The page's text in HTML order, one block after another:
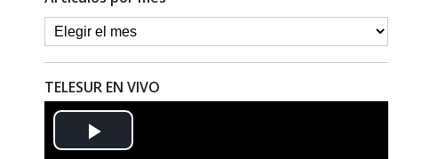
TELESUR EN VIVO